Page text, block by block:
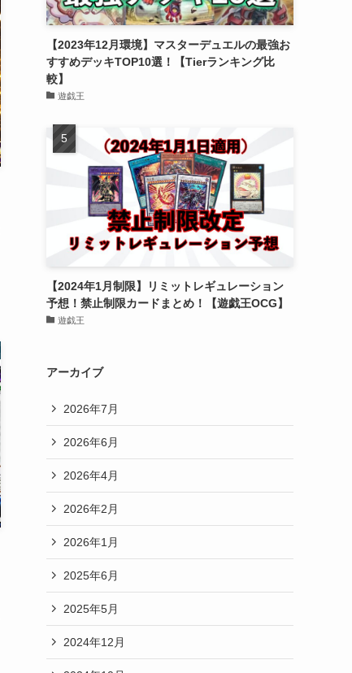
【2023年12月環境】マスターデュエルの最強お
すすめデッキTOP10選！【Tierランキング比
較】
遊戯王
【2024年1月制限】リミットレギュレーション
予想！禁止制限カードまとめ！【遊戯王OCG】
遊戯王
アーカイブ
2026年7月
2026年6月
2026年4月
2026年2月
2026年1月
2025年6月
2025年5月
2024年12月